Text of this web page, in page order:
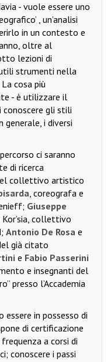
- vuole essere uno
, un’analisi
in un contesto e
oltre al
lezioni di
strumenti nella
cosa più
- è utilizzare il
gli stili
generale, i diversi
ci saranno
di ricerca
collettivo artistico
, coreografa e
Giuseppe
collettivo
Antonio De Rosa e
già citato
e Fabio Passerini
e insegnanti del
presso l’Accademia
essere in possesso di
di certificazione
a corsi di
conoscere i passi